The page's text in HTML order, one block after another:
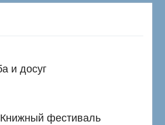
и досуг
фестиваль